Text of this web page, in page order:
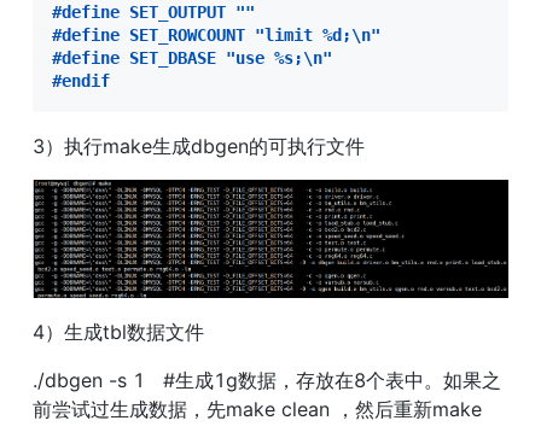
#define SET_OUTPUT ""
#define SET_ROWCOUNT "limit %d;\n"
#define SET_DBASE "use %s;\n"
#endif
3）执行make生成dbgen的可执行文件
4）生成tbl数据文件
./dbgen -s 1   #生成1g数据，存放在8个表中。如果之
前尝试过生成数据，先make clean ，然后重新make